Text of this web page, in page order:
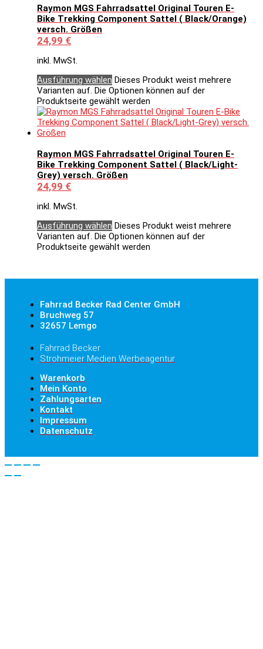
Raymon MGS Fahrradsattel Original Touren E-
Bike Trekking Component Sattel ( Black/Orange)
versch. Größen
24,99 €
inkl. MwSt.
Ausführung wählen Dieses Produkt weist mehrere
Varianten auf. Die Optionen können auf der
Produktseite gewählt werden
Raymon MGS Fahrradsattel Original Touren E-
Bike Trekking Component Sattel ( Black/Light-
Grey) versch. Größen
24,99 €
inkl. MwSt.
Ausführung wählen Dieses Produkt weist mehrere
Varianten auf. Die Optionen können auf der
Produktseite gewählt werden
Fahrrad Becker Rad Center GmbH
Bruchweg 57
32657 Lemgo
Fahrrad Becker
Strohmeier Medien Werbeagentur
Warenkorb
Mein Konto
Zahlungsarten
Kontakt
Impressum
Datenschutz